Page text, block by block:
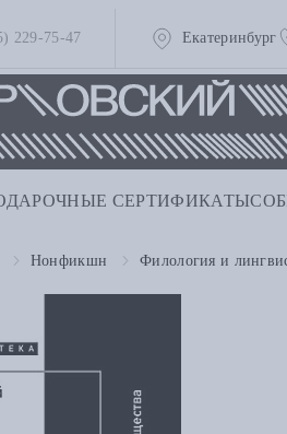
229-75-47 Екатеринбург
СЕРТИФИКАТЫ
Нонфикшн Филология и